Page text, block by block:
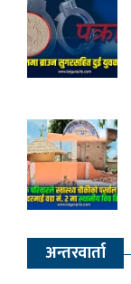
अन्तरवार्ता